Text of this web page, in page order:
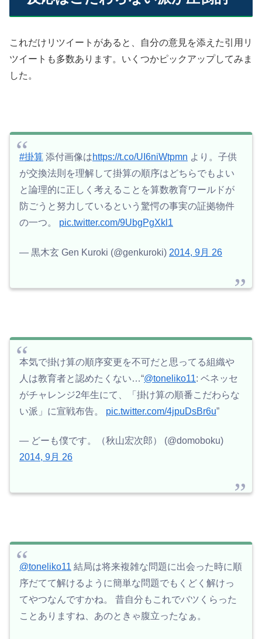
これだけリツイートがあると、自分の意見を添えた引用リ
ツイートも多数あります。いくつかピックアップしてみま
した。
#掛算 添付画像はhttps://t.co/UI6niWtpmn より。子供
が交換法則を理解して掛算の順序はどちらでもよい
と論理的に正しく考えることを算数教育ワールドが
防ごうと努力しているという驚愕の事実の証拠物件
の一つ。 pic.twitter.com/9UbgPgXkl1
— 黒木玄 Gen Kuroki (@genkuroki) 2014, 9月 26
本気で掛け算の順序変更を不可だと思ってる組織や
人は教育者と認めたくない…“@toneliko11: ベネッセ
がチャレンジ2年生にて、「掛け算の順番こだわらな
い派」に宣戦布告。 pic.twitter.com/4jpuDsBr6u”
— どーも僕です。（秋山宏次郎） (@domoboku)
2014, 9月 26
@toneliko11 結局は将来複雑な問題に出会った時に順
序だてて解けるように簡単な問題でもくどく解けっ
てやつなんですかね。 昔自分もこれでバツくらった
ことありますね、あのときゃ腹立ったなぁ。